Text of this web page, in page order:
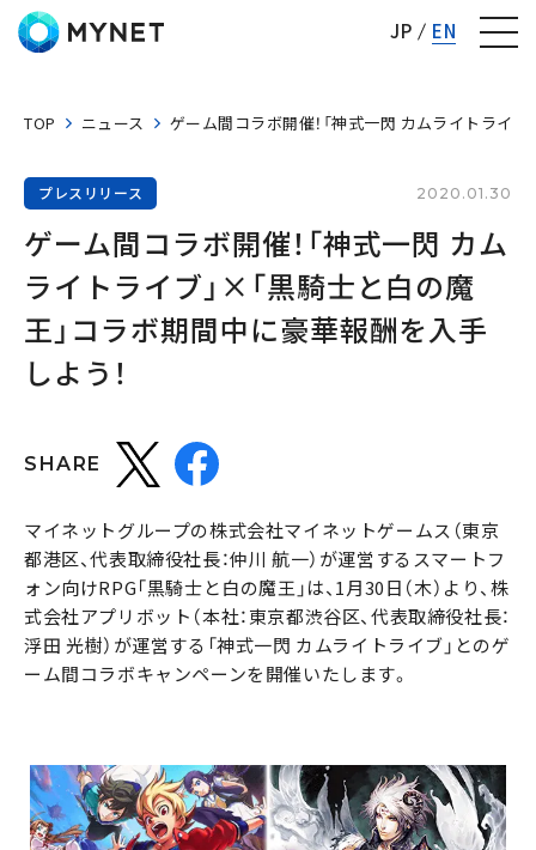
JP EN
TOP ニュース ゲーム間コラボ開催！「神式一閃 カムライトライ
プレスリリース 2020.01.30
ゲーム間コラボ開催！「神式一閃 カム
ライトライブ」×「黒騎士と白の魔
王」コラボ期間中に豪華報酬を入手
しよう！
SHARE
マイネットグループの株式会社マイネットゲームス（東京
都港区、代表取締役社長：仲川 航一）が運営するスマートフ
ォン向けRPG「黒騎士と白の魔王」は、1月30日（木）より、株
式会社アプリボット（本社：東京都渋谷区、代表取締役社長：
浮田 光樹）が運営する「神式一閃 カムライトライブ」とのゲ
ーム間コラボキャンペーンを開催いたします。